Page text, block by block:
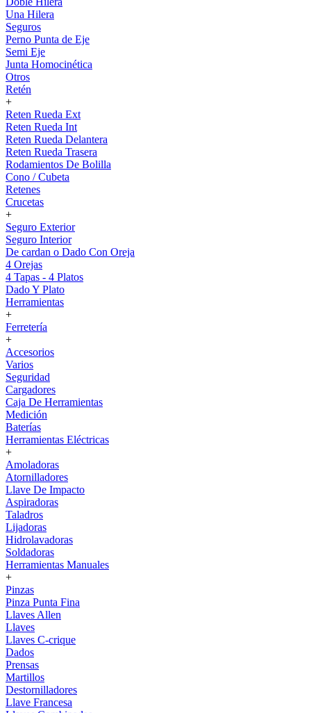
Una Hilera
Seguros
Perno Punta de Eje
Semi Eje
Junta Homocinética
Otros
Retén
+
Reten Rueda Ext
Reten Rueda Int
Reten Rueda Delantera
Reten Rueda Trasera
Rodamientos De Bolilla
Cono / Cubeta
Retenes
Crucetas
+
Seguro Exterior
Seguro Interior
De cardan o Dado Con Oreja
4 Orejas
4 Tapas - 4 Platos
Dado Y Plato
Herramientas
+
Ferretería
+
Accesorios
Varios
Seguridad
Cargadores
Caja De Herramientas
Medición
Baterías
Herramientas Eléctricas
+
Amoladoras
Atornilladores
Llave De Impacto
Aspiradoras
Taladros
Lijadoras
Hidrolavadoras
Soldadoras
Herramientas Manuales
+
Pinzas
Pinza Punta Fina
Llaves Allen
Llaves
Llaves C-crique
Dados
Prensas
Martillos
Destornilladores
Llave Francesa